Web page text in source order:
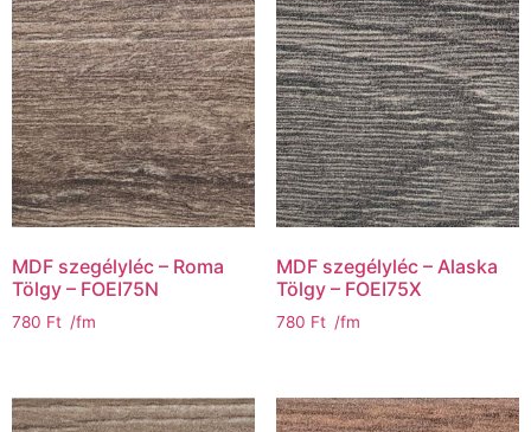
MDF szegélyléc – Roma
Tölgy – FOEI75N
780 Ft /fm
MDF szegélyléc – Alaska
Tölgy – FOEI75X
780 Ft /fm